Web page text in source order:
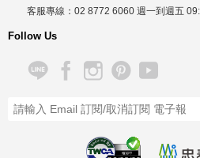
客服專線： 02 8772 6060 週一到週五
Follow Us